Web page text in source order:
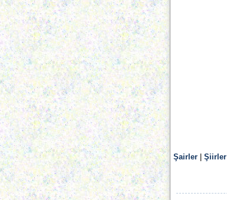
Şairler Şiirler